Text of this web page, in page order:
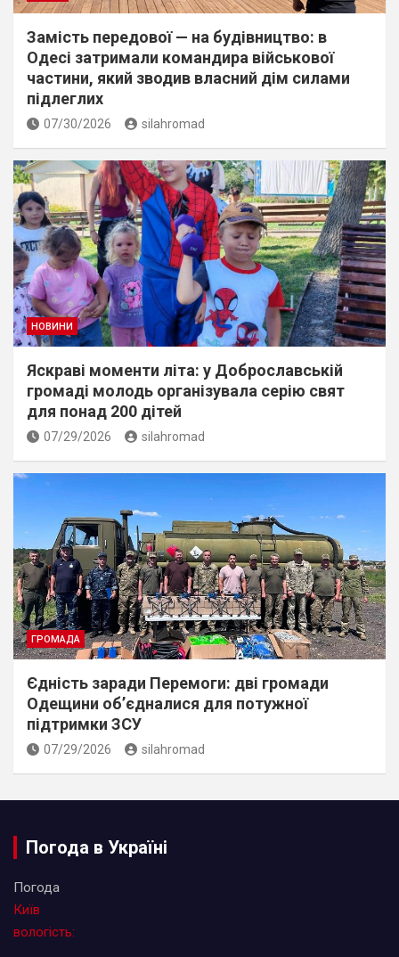
Замість передової — на будівництво: в
Одесі затримали командира військової
частини, який зводив власний дім силами
підлеглих
07/30/2026 silahromad
НОВИНИ
Яскраві моменти літа: у Доброславській
громаді молодь організувала серію свят
для понад 200 дітей
07/29/2026 silahromad
ГРОМАДА
Єдність заради Перемоги: дві громади
Одещини об’єдналися для потужної
підтримки ЗСУ
07/29/2026 silahromad
Погода в Україні
Погода
Київ
вологість: